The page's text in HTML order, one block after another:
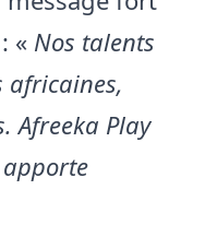
« Nos talents
africaines,
Afreeka Play